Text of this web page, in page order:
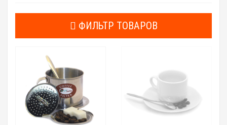
ФИЛЬТР ТОВАРОВ